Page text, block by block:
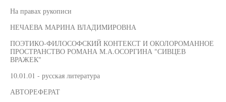
На правах рукописи
НЕЧАЕВА МАРИНА ВЛАДИМИРОВНА
ПОЭТИКО-ФИЛОСОФСКИЙ КОНТЕКСТ И ОКОЛОРОМАННОЕ
ПРОСТРАНСТВО РОМАНА М.А.ОСОРГИНА "СИВЦЕВ
ВРАЖЕК"
10.01.01 - русская литература
АВТОРЕФЕРАТ